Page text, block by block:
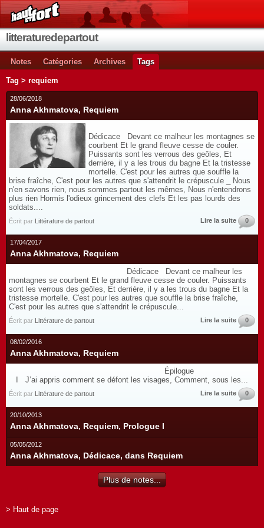
litteraturedepartout
Notes Catégories Archives Tags
Tag > requiem
28/06/2018
Anna Akhmatova, Requiem
Dédicace Devant ce malheur les montagnes se
courbent Et le grand fleuve cesse de couler.
Puissants sont les verrous des geôles, Et
derrière, il y a les trous du bagne Et la tristesse
mortelle. C'est pour les autres que souffle la
brise fraîche, C'est pour les autres que s'attendrit le crépuscule _ Nous
n'en savons rien, nous sommes partout les mêmes, Nous n'entendrons
plus rien Hormis l'odieux grincement des clefs Et les pas lourds des
soldats....
Écrit par Littérature de partout Lire la suite 0
17/04/2017
Anna Akhmatova, Requiem
Dédicace Devant ce malheur les
montagnes se courbent Et le grand fleuve cesse de couler. Puissants
sont les verrous des geôles, Et derrière, il y a les trous du bagne Et la
tristesse mortelle. C'est pour les autres que souffle la brise fraîche,
C'est pour les autres que s'attendrit le crépuscule...
Écrit par Littérature de partout Lire la suite 0
08/02/2016
Anna Akhmatova, Requiem
Épilogue
I J’ai appris comment se défont les visages, Comment, sous les...
Écrit par Littérature de partout Lire la suite 0
20/10/2013
Anna Akhmatova, Requiem, Prologue I
05/05/2012
Anna Akhmatova, Dédicace, dans Requiem
Plus de notes...
> Haut de page